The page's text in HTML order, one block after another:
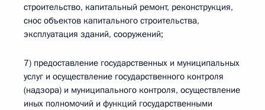
строительство, капитальный ремонт, реконструкция,
снос объектов капитального строительства,
эксплуатация зданий, сооружений;
7) предоставление государственных и муниципальных
услуг и осуществление государственного контроля
(надзора) и муниципального контроля, осуществление
иных полномочий и функций государственными